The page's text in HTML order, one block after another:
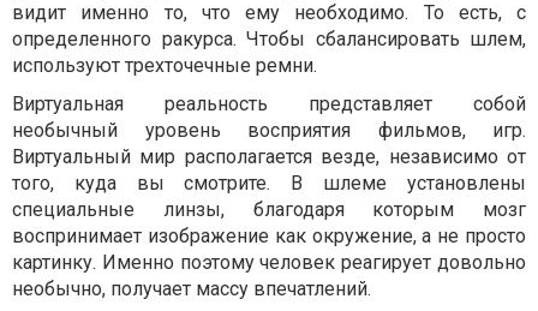
видит именно то, что ему необходимо. То есть, с
определенного ракурса. Чтобы сбалансировать шлем,
используют трехточечные ремни.
Виртуальная реальность представляет собой
необычный уровень восприятия фильмов, игр.
Виртуальный мир располагается везде, независимо от
того, куда вы смотрите. В шлеме установлены
специальные линзы, благодаря которым мозг
воспринимает изображение как окружение, а не просто
картинку. Именно поэтому человек реагирует довольно
необычно, получает массу впечатлений.